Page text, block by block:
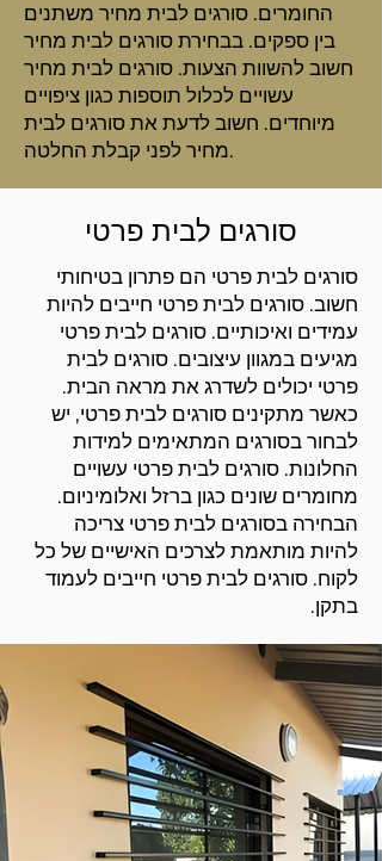
החומרים. סורגים לבית מחיר משתנים
בין ספקים. בבחירת סורגים לבית מחיר
חשוב להשוות הצעות. סורגים לבית מחיר
עשויים לכלול תוספות כגון ציפויים
מיוחדים. חשוב לדעת את סורגים לבית
מחיר לפני קבלת החלטה.
סורגים לבית פרטי
סורגים לבית פרטי הם פתרון בטיחותי
חשוב. סורגים לבית פרטי חייבים להיות
עמידים ואיכותיים. סורגים לבית פרטי
מגיעים במגוון עיצובים. סורגים לבית
פרטי יכולים לשדרג את מראה הבית.
כאשר מתקינים סורגים לבית פרטי, יש
לבחור בסורגים המתאימים למידות
החלונות. סורגים לבית פרטי עשויים
מחומרים שונים כגון ברזל ואלומיניום.
הבחירה בסורגים לבית פרטי צריכה
להיות מותאמת לצרכים האישיים של כל
לקוח. סורגים לבית פרטי חייבים לעמוד
בתקן.